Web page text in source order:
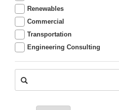
Renewables
Commercial
Transportation
Engineering Consulting